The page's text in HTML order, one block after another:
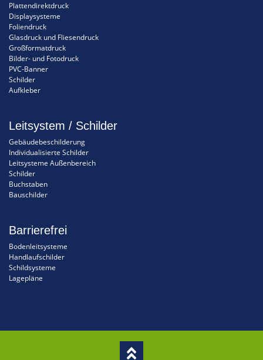
Plattendirektdruck
Displaysysteme
Foliendruck
Glasdruck und Fliesendruck
Großformatdruck
Bilder- und Fotodruck
PVC-Banner
Schilder
Aufkleber
Leitsystem / Schilder
Gebäudebeschilderung
Individualisierte Schilder
Leitsysteme Außenbereich
Schilder
Buchstaben
Bauschilder
Barrierefrei
Bodenleitsysteme
Handlaufschilder
Schildsysteme
Lagepläne